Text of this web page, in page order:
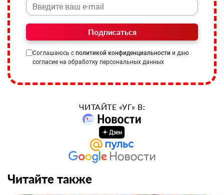
Подписаться
Соглашаюсь с политикой конфиденциальности и даю
согласие на обработку персональных данных
ЧИТАЙТЕ «УГ» В:
Читайте также